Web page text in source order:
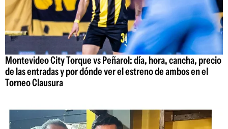
Montevideo City Torque vs Peñarol: día, hora, cancha, precio
de las entradas y por dónde ver el estreno de ambos en el
Torneo Clausura